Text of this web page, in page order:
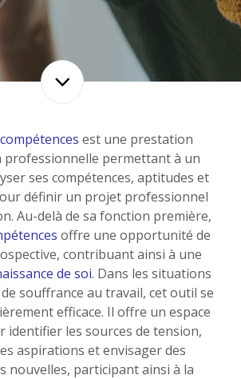
est une prestation
professionnelle permettant à un
ses compétences, aptitudes et
définir un projet professionnel
Au-delà de sa fonction première,
offre une opportunité de
contribuant ainsi à une
de soi. Dans les situations
souffrance au travail, cet outil se
efficace. Il offre un espace
identifier les sources de tension,
aspirations et envisager des
nouvelles, participant ainsi à la